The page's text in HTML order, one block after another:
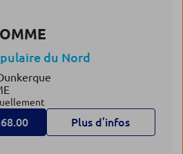
du Nord
Plus d’infos